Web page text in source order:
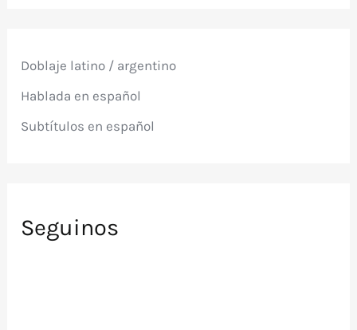
o
:
Doblaje latino / argentino
Hablada en español
Subtítulos en español
Seguinos